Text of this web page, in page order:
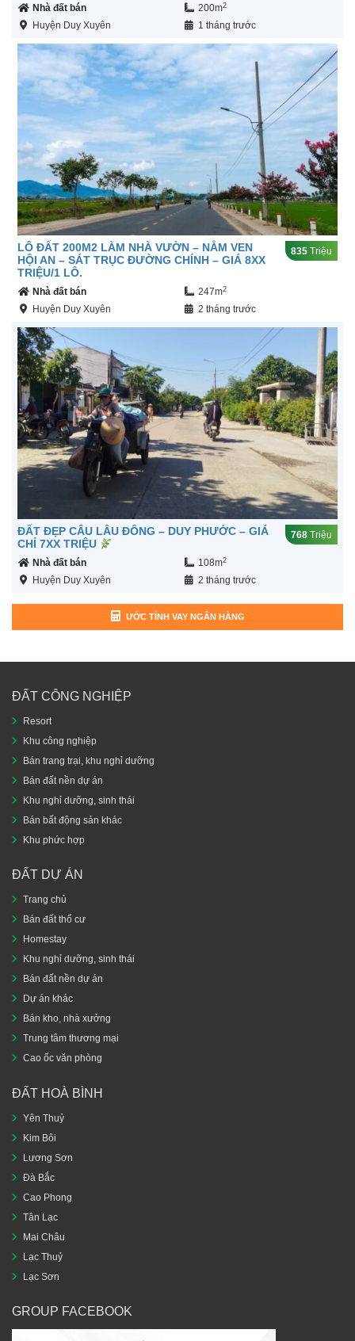
Nhà đất bán 200m2
Huyện Duy Xuyên 1 tháng trước
LÔ ĐẤT 200M2 LÀM NHÀ VƯỜN – NẰM VEN
HỘI AN – SÁT TRỤC ĐƯỜNG CHÍNH – GIÁ 8XX
TRIỆU/1 LÔ.
835 Triệu
Nhà đất bán 247m2
Huyện Duy Xuyên 2 tháng trước
ĐẤT ĐẸP CÂU LÂU ĐÔNG – DUY PHƯỚC – GIÁ
CHỈ 7XX TRIỆU
768 Triệu
Nhà đất bán 108m2
Huyện Duy Xuyên 2 tháng trước
ƯỚC TÍNH VAY NGÂN HÀNG
ĐẤT CÔNG NGHIỆP
Resort
Khu công nghiệp
Bán trang trại, khu nghỉ dưỡng
Bán đất nền dự án
Khu nghỉ dưỡng, sinh thái
Bán bất động sản khác
Khu phức hợp
ĐẤT DỰ ÁN
Trang chủ
Bán đất thổ cư
Homestay
Khu nghỉ dưỡng, sinh thái
Bán đất nền dự án
Dự án khác
Bán kho, nhà xưởng
Trung tâm thương mại
Cao ốc văn phòng
ĐẤT HOÀ BÌNH
Yên Thuỷ
Kim Bôi
Lương Sơn
Đà Bắc
Cao Phong
Tân Lạc
Mai Châu
Lạc Thuỷ
Lạc Sơn
GROUP FACEBOOK